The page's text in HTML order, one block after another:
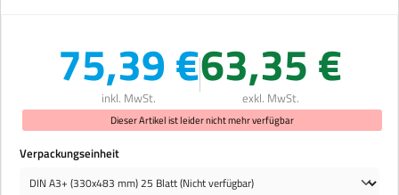
75,39 €
inkl. MwSt.
63,35 €
exkl. MwSt.
Dieser Artikel ist leider nicht mehr verfügbar
Verpackungseinheitauswählen